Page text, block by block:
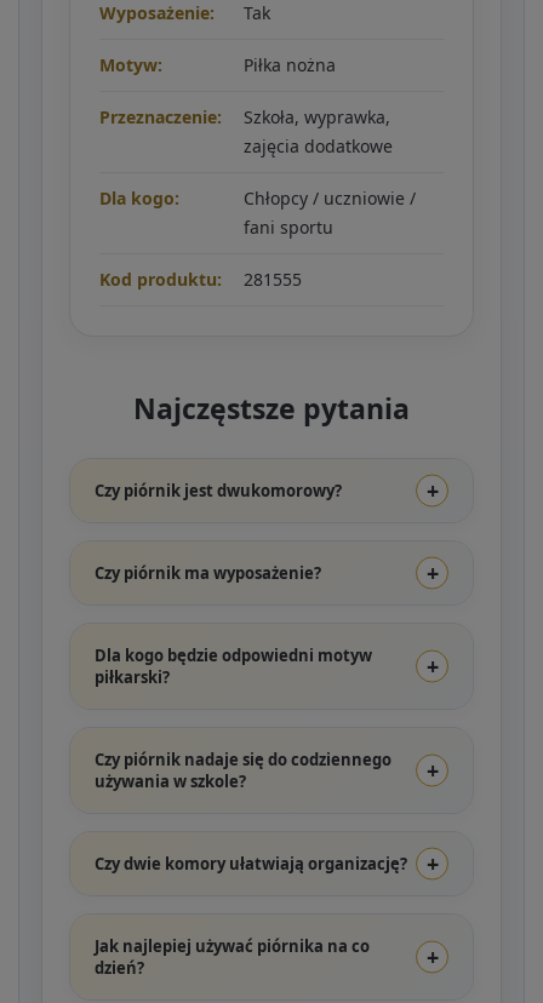
Wyposażenie: Tak
Motyw: Piłka nożna
Przeznaczenie:
Szkoła, wyprawka,
zajęcia dodatkowe
Dla kogo:
Chłopcy / uczniowie /
fani sportu
Kod produktu: 281555
Najczęstsze pytania
Czy piórnik jest dwukomorowy?
Czy piórnik ma wyposażenie?
Dla kogo będzie odpowiedni motyw
piłkarski?
Czy piórnik nadaje się do codziennego
używania w szkole?
Czy dwie komory ułatwiają organizację?
Jak najlepiej używać piórnika na co
dzień?